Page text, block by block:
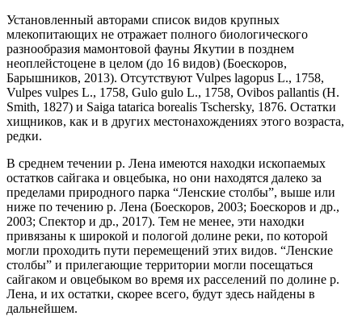
Установленный авторами список видов крупных
млекопитающих не отражает полного биологического
разнообразия мамонтовой фауны Якутии в позднем
неоплейстоцене в целом (до 16 видов) (Боескоров,
Барышников, 2013). Отсутствуют Vulpes lagopus L., 1758,
Vulpes vulpes L., 1758, Gulo gulo L., 1758, Ovibos pallantis (H.
Smith, 1827) и Saiga tatarica borealis Tschersky, 1876. Остатки
хищников, как и в других местонахождениях этого возраста,
редки.
В среднем течении р. Лена имеются находки ископаемых
остатков сайгака и овцебыка, но они находятся далеко за
пределами природного парка “Ленские столбы”, выше или
ниже по течению р. Лена (Боескоров, 2003; Боескоров и др.,
2003; Спектор и др., 2017). Тем не менее, эти находки
привязаны к широкой и пологой долине реки, по которой
могли проходить пути перемещений этих видов. “Ленские
столбы” и прилегающие территории могли посещаться
сайгаком и овцебыком во время их расселений по долине р.
Лена, и их остатки, скорее всего, будут здесь найдены в
дальнейшем.